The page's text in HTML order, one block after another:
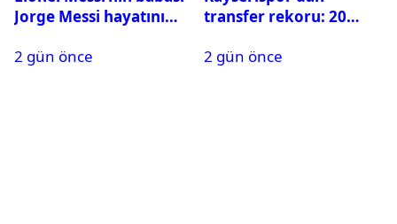
Jorge Messi hayatını
2 gün önce
transfer rekoru: 20
2 gün önce